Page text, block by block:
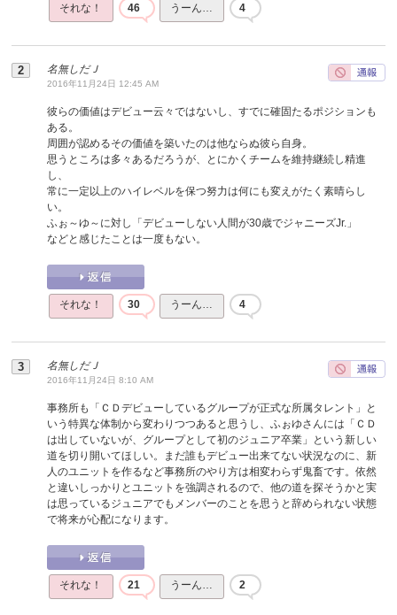
それな！ 46 うーん… 4
名無しだＪ
2016年11月24日 12:45 AM
彼らの価値はデビュー云々ではないし、すでに確固たるポジションも
ある。
周囲が認めるその価値を築いたのは他ならぬ彼ら自身。
思うところは多々あるだろうが、とにかくチームを維持継続し精進
し、
常に一定以上のハイレベルを保つ努力は何にも変えがたく素晴らし
い。
ふぉ～ゆ～に対し「デビューしない人間が30歳でジャニーズJr.」
などと感じたことは一度もない。
それな！ 30 うーん… 4
名無しだＪ
2016年11月24日 8:10 AM
事務所も「ＣＤデビューしているグループが正式な所属タレント」と
いう特異な体制から変わりつつあると思うし、ふぉゆさんには「ＣＤ
は出していないが、グループとして初のジュニア卒業」という新しい
道を切り開いてほしい。まだ誰もデビュー出来てない状況なのに、新
人のユニットを作るなど事務所のやり方は相変わらず鬼畜です。依然
と違いしっかりとユニットを強調されるので、他の道を探そうかと実
は思っているジュニアでもメンバーのことを思うと辞められない状態
で将来が心配になります。
それな！ 21 うーん… 2